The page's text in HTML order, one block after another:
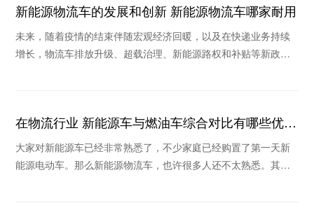
新能源物流车的发展和创新 新能源物流车哪家耐用
未来，随着疫情的结束伴随宏观经济回暖，以及在快递业务持续
增长，物流车排放升级、超载治理、新能源路权和补贴等新政策
在物流行业 新能源车与燃油车综合对比有哪些优
势？
大家对新能源车已经非常熟悉了，不少家庭已经购置了第一天新
能源电动车。那么新能源物流车，也许很多人还不太熟悉。其实